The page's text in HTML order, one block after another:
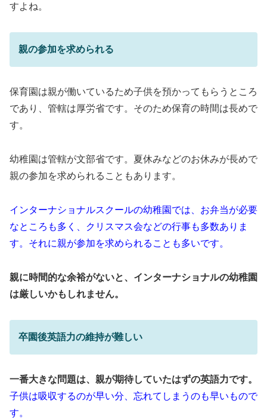
すよね。
親の参加を求められる
保育園は親が働いているため子供を預かってもらうところ
であり、管轄は厚労省です。そのため保育の時間は長めで
す。
幼稚園は管轄が文部省です。夏休みなどのお休みが長めで
親の参加を求められることもあります。
インターナショナルスクールの幼稚園では、お弁当が必要
なところも多く、クリスマス会などの行事も多数ありま
す。それに親が参加を求められることも多いです。
親に時間的な余裕がないと、インターナショナルの幼稚園
は厳しいかもしれません。
卒園後英語力の維持が難しい
一番大きな問題は、親が期待していたはずの英語力です。
子供は吸収するのが早い分、忘れてしまうのも早いもので
す。